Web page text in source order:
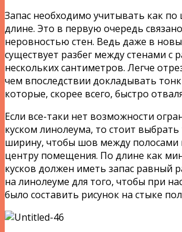
Запас необходимо учитывать как
длине. Это в первую очередь
неровностью стен. Ведь даже в
существует разбег между стенами с
нескольких сантиметров. Легче
чем впоследствии докладывать
которые, скорее всего, быстро
Если все-таки нет возможности
куском линолеума, то стоит выбрать
ширину, чтобы шов между полосами
центру помещения. По длине как
кусков должен иметь запас равный
на линолеуме для того, чтобы при
было составить рисунок на стыке